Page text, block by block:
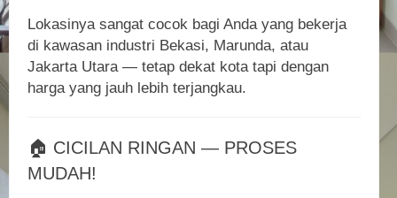
Lokasinya sangat cocok bagi Anda yang bekerja
di kawasan industri Bekasi, Marunda, atau
Jakarta Utara — tetap dekat kota tapi dengan
harga yang jauh lebih terjangkau.
🏠 CICILAN RINGAN — PROSES
MUDAH!